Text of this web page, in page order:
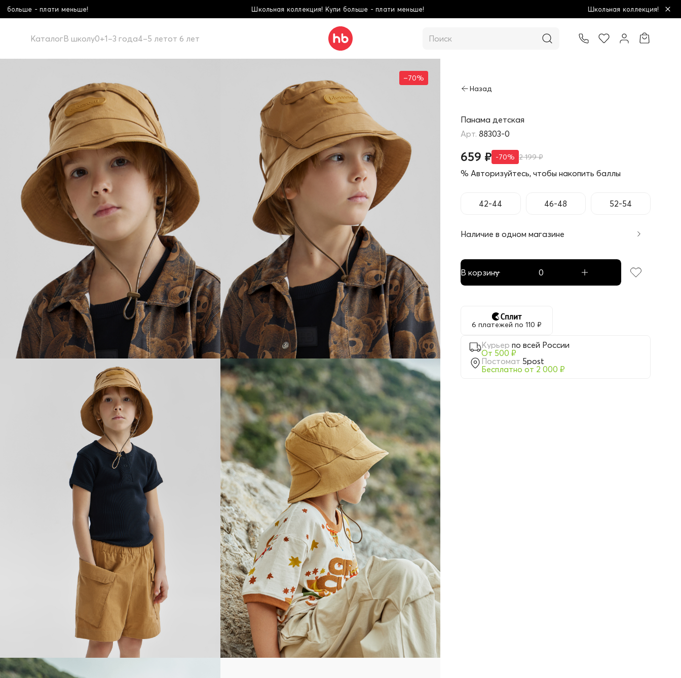
Школьная коллекция! Купи больше - плати меньше! Школьная коллекция! Купи больше - плати меньше!
КаталогВ школу0+1–3 года4–5 летот 6 лет
Панама детская
88303-0
659 ₽ -70% 2 199 ₽
% Авторизуйтесь, чтобы накопить баллы
42-44 46-48 52-54
Наличие в одном магазине
В корзину
6 платежей по 110 ₽
Курьер по всей России
От 500 ₽
Постомат 5post
Бесплатно от 2 000 ₽
–70%
Товар добавлен в корзину